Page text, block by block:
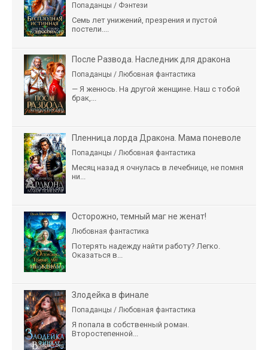
Попаданцы / Фэнтези
Семь лет унижений, презрения и пустой
постели....
После Развода. Наследник для дракона
Попаданцы / Любовная фантастика
— Я женюсь. На другой женщине. Наш с тобой
брак,...
Пленница лорда Дракона. Мама поневоле
Попаданцы / Любовная фантастика
Месяц назад я очнулась в лечебнице, не помня
ни...
Осторожно, темный маг не женат!
Любовная фантастика
Потерять надежду найти работу? Легко.
Оказаться в...
Злодейка в финале
Попаданцы / Любовная фантастика
Я попала в собственный роман.
Второстепенной...